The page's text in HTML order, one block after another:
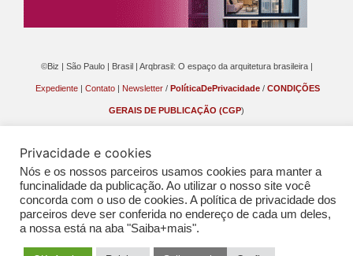
©Biz | São Paulo | Brasil | Arqbrasil: O espaço da arquitetura brasileira |
Expediente | Contato | Newsletter / PolíticaDePrivacidade / CONDIÇÕES
GERAIS DE PUBLICAÇÃO (CGP)
Privacidade e cookies
Nós e os nossos parceiros usamos cookies para manter a
funcinalidade da publicação. Ao utilizar o nosso site você
concorda com o uso de cookies. A política de privacidade dos
parceiros deve ser conferida no endereço de cada um deles,
a nossa está na aba "Saiba+mais".